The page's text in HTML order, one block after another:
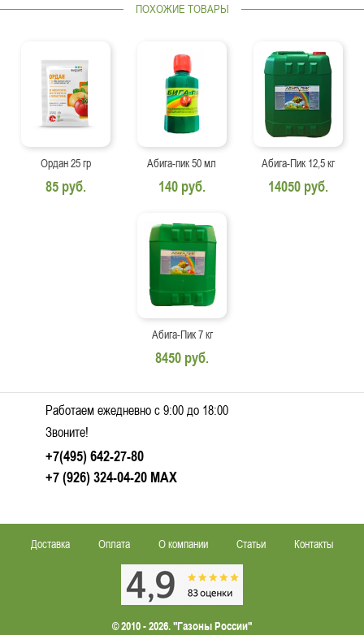
ПОХОЖИЕ ТОВАРЫ
Ордан 25 гр
85 руб.
Абига-пик 50 мл
140 руб.
Абига-Пик 12,5 кг
14050 руб.
Абига-Пик 7 кг
8450 руб.
Работаем ежедневно c 9:00 до 18:00
Звоните!
+7(495) 642-27-80
+7 (926) 324-04-20 MAX
Доставка Оплата О компании Статьи Контакты
© 2010 - 2026. "Газоны России"